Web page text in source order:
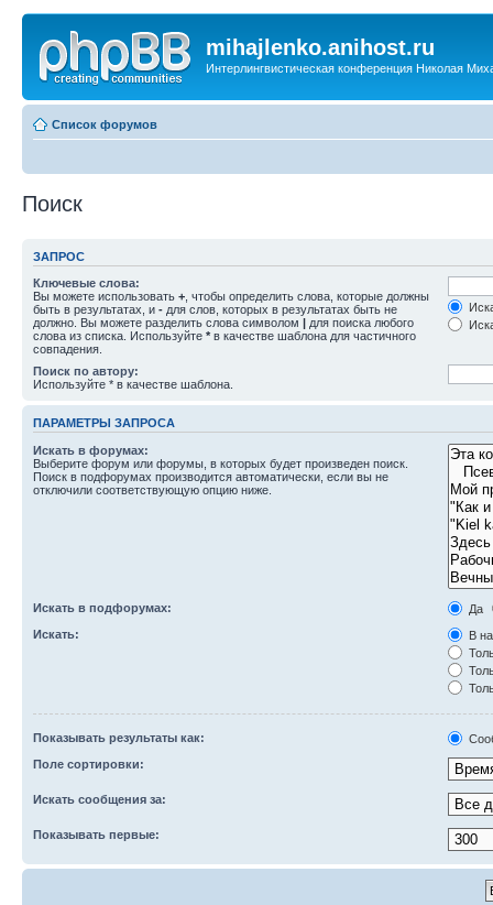
mihajlenko.anihost.ru
Интерлингвистическая конференция Николая
Список форумов
Поиск
ЗАПРОС
Ключевые слова:
Вы можете использовать + , чтобы определить слова, которые должны
быть в результатах, и - для слов, которых в результатах быть не
должно. Вы можете разделить слова символом | для поиска любого
слова из списка. Используйте * в качестве шаблона для частичного
совпадения.
Поиск по автору:
Используйте * в качестве шаблона.
ПАРАМЕТРЫ ЗАПРОСА
Искать в форумах:
Выберите форум или форумы, в которых будет произведен поиск.
Поиск в подфорумах производится автоматически, если вы не
отключили соответствующую опцию ниже.
Искать в подфорумах:
Да
Искать:
В
Показывать результаты как:
Поле сортировки:
Искать сообщения за:
Показывать первые: